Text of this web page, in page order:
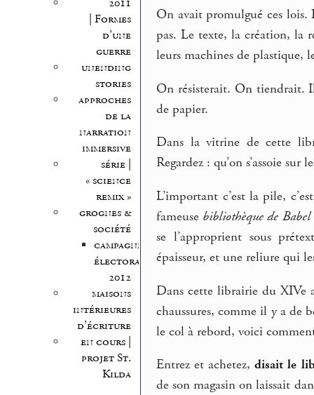
2011
| Formes
d’une
guerre
unending
stories
approches
de la
narration
immersive
série |
« science
remix »
grognes &
société
campagne
électorale
2012
maisons
intérieures
d’écriture
en cours |
projet St.
Kilda
On avait promulgué ces
pas. Le texte, la création, la
leurs machines de plastique,
On résisterait. On tiendrait.
de papier.
Dans la vitrine de cette
Regardez : qu’on s’assoie
L’important c’est la pile,
fameuse bibliothèque de Babel
se l’approprient sous
épaisseur, et une reliure qui
Dans cette librairie du XIVe
chaussures, comme il y a de
le col à rebord, voici
Entrez et achetez,disait le
de son magasin on laissait